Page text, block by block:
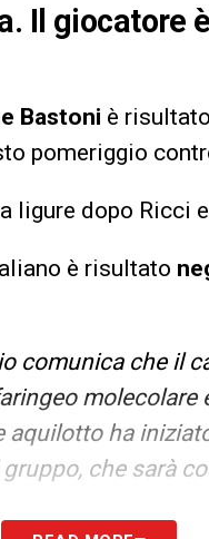
Il giocatore
Bastoni è
pomeriggio
ligure dopo Ricci
è risultato
comunica che il
molecolare
ha
che sarà